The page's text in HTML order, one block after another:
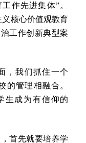
作先进集体”。
义核心价值观教育
工作创新典型案
，我们抓住一个
的管理相融合。
生成为有信仰的
首先就要培养学